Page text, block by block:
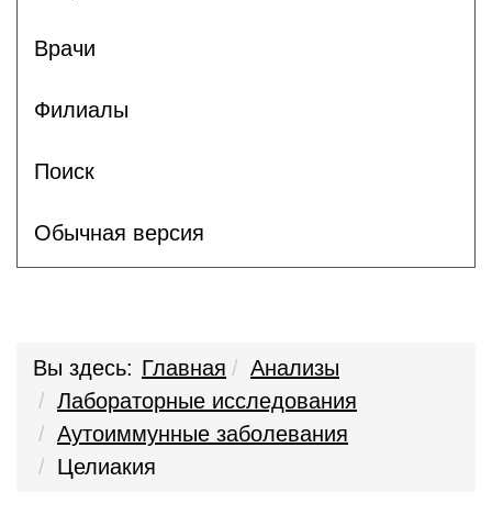
Врачи
Филиалы
Поиск
Обычная версия
Вы здесь: Главная
Анализы
Лабораторные исследования
Аутоиммунные заболевания
Целиакия